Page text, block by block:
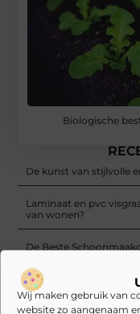
Wij maken gebruik van
website zo aangenaam
Biologische
De kunst van stijlvolle
Laminaat en pvc
van wonen?
De Beste
Sunseeker Robotics
brengt harmonie in de